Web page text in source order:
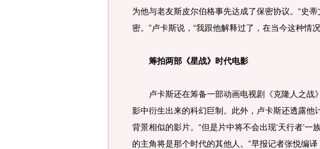
为他与老友斯皮尔伯格事先达成了保密协议。“史
密。”卢卡斯说，“我跟他解释过了，在当今这种情
筹拍两部《星战》时代电影
卢卡斯还在筹备一部动画电视剧《克隆人之战
影中衍生出来的科幻巨制。此外，卢卡斯还透露他
背景相似的影片。“但是片中将不会出现‘天行者’一
的主角将是那个时代的其他人。”早报记者张悦编译